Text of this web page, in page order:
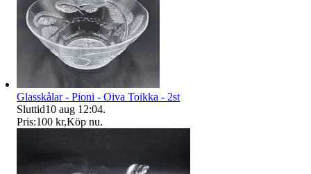
Glasskålar - Pioni - Oiva Toikka - 2st
Sluttid10 aug 12:04.
Pris:100 kr,Köp nu.